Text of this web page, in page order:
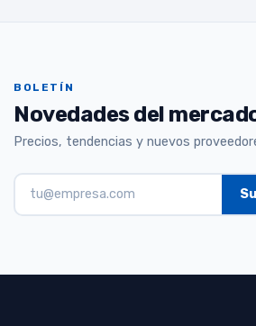
BOLETÍN
Novedades del
Precios, tendencias y nuevos